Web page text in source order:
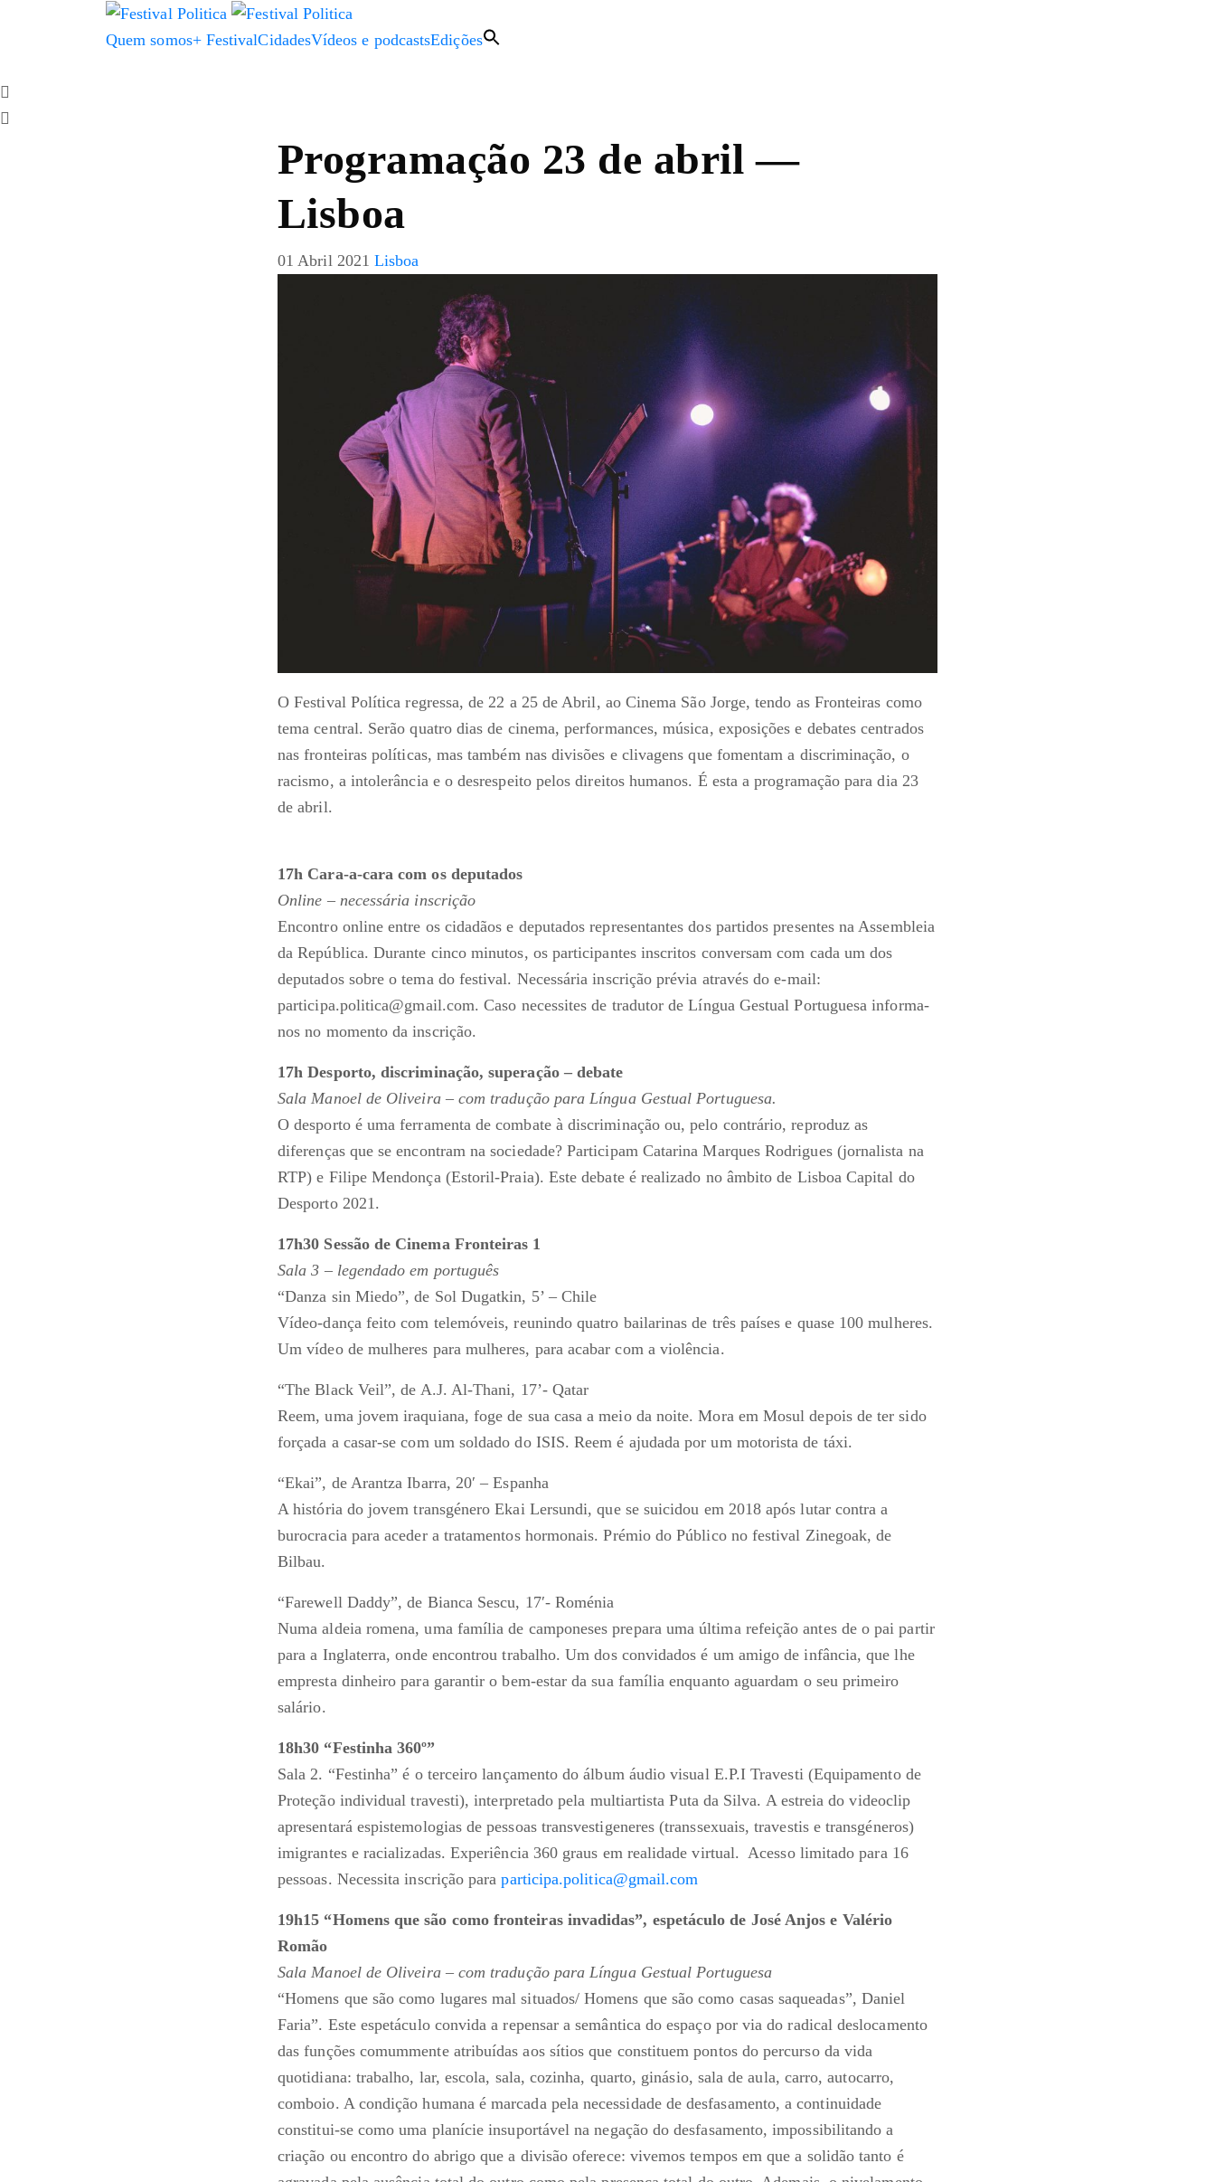
Quem somos+ FestivalCidadesVídeos e podcastsEdições
Programação 23 de abril —
Lisboa
01 Abril 2021 Lisboa
O Festival Política regressa, de 22 a 25 de Abril, ao Cinema São Jorge, tendo as Fronteiras como
tema central. Serão quatro dias de cinema, performances, música, exposições e debates centrados
nas fronteiras políticas, mas também nas divisões e clivagens que fomentam a discriminação, o
racismo, a intolerância e o desrespeito pelos direitos humanos. É esta a programação para dia 23
de abril.
17h Cara-a-cara com os deputados
Online – necessária inscrição
Encontro online entre os cidadãos e deputados representantes dos partidos presentes na Assembleia
da República. Durante cinco minutos, os participantes inscritos conversam com cada um dos
deputados sobre o tema do festival. Necessária inscrição prévia através do e-mail:
participa.politica@gmail.com. Caso necessites de tradutor de Língua Gestual Portuguesa informa-
nos no momento da inscrição.
17h Desporto, discriminação, superação – debate
Sala Manoel de Oliveira – com tradução para Língua Gestual Portuguesa.
O desporto é uma ferramenta de combate à discriminação ou, pelo contrário, reproduz as
diferenças que se encontram na sociedade? Participam Catarina Marques Rodrigues (jornalista na
RTP) e Filipe Mendonça (Estoril-Praia). Este debate é realizado no âmbito de Lisboa Capital do
Desporto 2021.
17h30 Sessão de Cinema Fronteiras 1
Sala 3 – legendado em português
“Danza sin Miedo”, de Sol Dugatkin, 5’ – Chile
Vídeo-dança feito com telemóveis, reunindo quatro bailarinas de três países e quase 100 mulheres.
Um vídeo de mulheres para mulheres, para acabar com a violência.
“The Black Veil”, de A.J. Al-Thani, 17’- Qatar
Reem, uma jovem iraquiana, foge de sua casa a meio da noite. Mora em Mosul depois de ter sido
forçada a casar-se com um soldado do ISIS. Reem é ajudada por um motorista de táxi.
“Ekai”, de Arantza Ibarra, 20′ – Espanha
A história do jovem transgénero Ekai Lersundi, que se suicidou em 2018 após lutar contra a
burocracia para aceder a tratamentos hormonais. Prémio do Público no festival Zinegoak, de
Bilbau.
“Farewell Daddy”, de Bianca Sescu, 17′- Roménia
Numa aldeia romena, uma família de camponeses prepara uma última refeição antes de o pai partir
para a Inglaterra, onde encontrou trabalho. Um dos convidados é um amigo de infância, que lhe
empresta dinheiro para garantir o bem-estar da sua família enquanto aguardam o seu primeiro
salário.
18h30 “Festinha 360º”
Sala 2. “Festinha” é o terceiro lançamento do álbum áudio visual E.P.I Travesti (Equipamento de
Proteção individual travesti), interpretado pela multiartista Puta da Silva. A estreia do videoclip
apresentará espistemologias de pessoas transvestigeneres (transsexuais, travestis e transgéneros)
imigrantes e racializadas. Experiência 360 graus em realidade virtual. Acesso limitado para 16
pessoas. Necessita inscrição paraparticipa.politica@gmail.com
19h15 “Homens que são como fronteiras invadidas”, espetáculo de José Anjos e Valério
Romão
Sala Manoel de Oliveira – com tradução para Língua Gestual Portuguesa
“Homens que são como lugares mal situados/ Homens que são como casas saqueadas”, Daniel
Faria”. Este espetáculo convida a repensar a semântica do espaço por via do radical deslocamento
das funções comummente atribuídas aos sítios que constituem pontos do percurso da vida
quotidiana: trabalho, lar, escola, sala, cozinha, quarto, ginásio, sala de aula, carro, autocarro,
comboio. A condição humana é marcada pela necessidade de desfasamento, a continuidade
constitui-se como uma planície insuportável na negação do desfasamento, impossibilitando a
criação ou encontro do abrigo que a divisão oferece: vivemos tempos em que a solidão tanto é